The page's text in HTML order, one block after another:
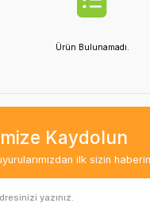
Ürün Bulunamadı.
Kaydolun
ilk sizin